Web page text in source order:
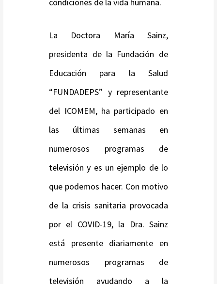
condiciones de la vida humana.
La Doctora María Sainz,
presidenta de la Fundación de
Educación para la Salud
“FUNDADEPS” y representante
del ICOMEM, ha participado en
las últimas semanas en
numerosos programas de
televisión y es un ejemplo de lo
que podemos hacer. Con motivo
de la crisis sanitaria provocada
por el COVID-19, la Dra. Sainz
está presente diariamente en
numerosos programas de
televisión ayudando a la